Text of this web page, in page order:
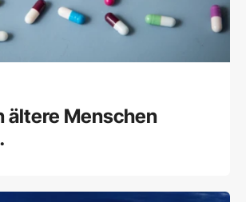
ältere Menschen